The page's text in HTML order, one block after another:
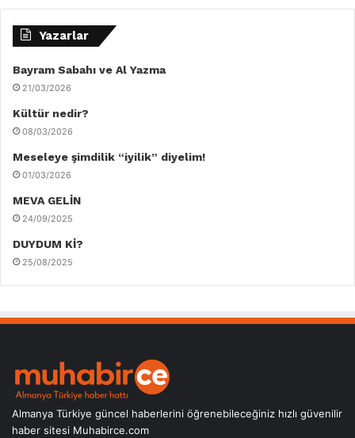
Yazarlar
Bayram Sabahı ve Al Yazma
21/03/2026
Kültür nedir?
08/03/2026
Meseleye şimdilik “iyilik” diyelim!
01/03/2026
MEVA GELİN
24/09/2025
DUYDUM Kİ?
25/08/2025
Almanya Türkiye güncel haberlerini öğrenebileceğiniz hızlı güvenilir
haber sitesi Muhabirce.com